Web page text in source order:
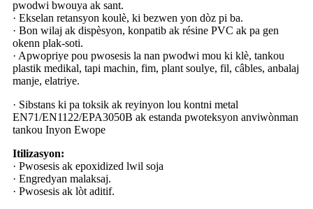
pwodwi bwouya ak sant.
· Ekselan retansyon koulè, ki bezwen yon dòz pi ba.
· Bon wilaj ak dispèsyon, konpatib ak résine PVC ak pa gen
okenn plak-soti.
· Apwopriye pou pwosesis la nan pwodwi mou ki klè, tankou
plastik medikal, tapi machin, fim, plant soulye, fil, câbles, anbalaj
manje, elatriye.
· Sibstans ki pa toksik ak reyinyon lou kontni metal
EN71/EN1122/EPA3050B ak estanda pwoteksyon anviwònman
tankou Inyon Ewope
Itilizasyon:
· Pwosesis ak epoxidized lwil soja
· Engredyan malaksaj.
· Pwosesis ak lòt aditif.